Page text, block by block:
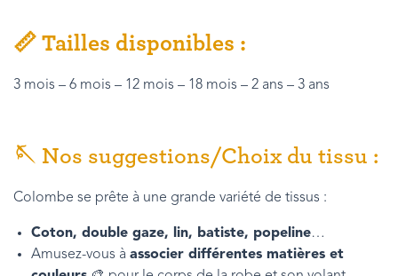
📏 Tailles disponibles :
3 mois – 6 mois – 12 mois – 18 mois – 2 ans – 3 ans
🪡 Nos suggestions/Choix du tissu :
Colombe se prête à une grande variété de tissus :
Coton, double gaze, lin, batiste, popeline…
Amusez-vous à associer différentes matières et